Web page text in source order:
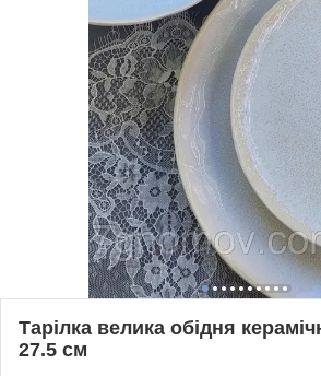
Тарілка велика обідня
27.5 см